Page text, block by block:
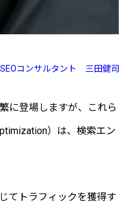
コンサルタント 三田健司
に登場しますが、これら
）は、検索エン
てトラフィックを獲得す